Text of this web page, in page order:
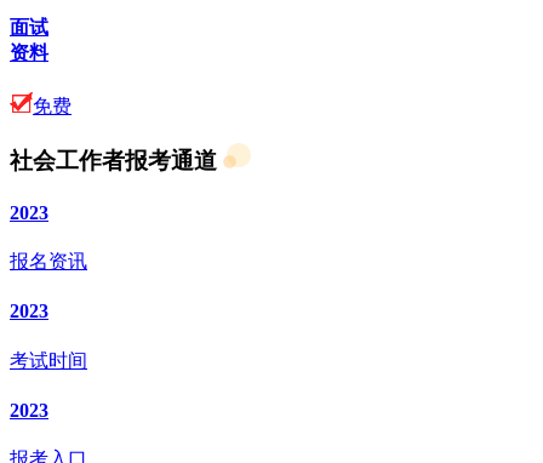
面试
资料
免费
社会工作者报考通道
2023
报名资讯
2023
考试时间
2023